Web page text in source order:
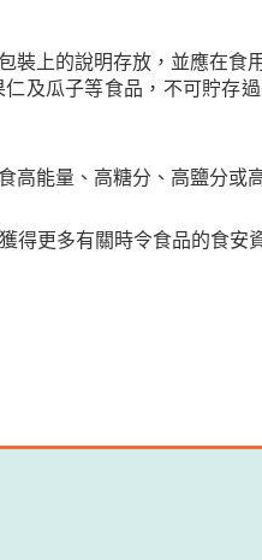
裝上的說明存放，並應在食
及瓜子等食品，不可貯存
高能量、高糖分、高鹽分或
得更多有關時令食品的食安